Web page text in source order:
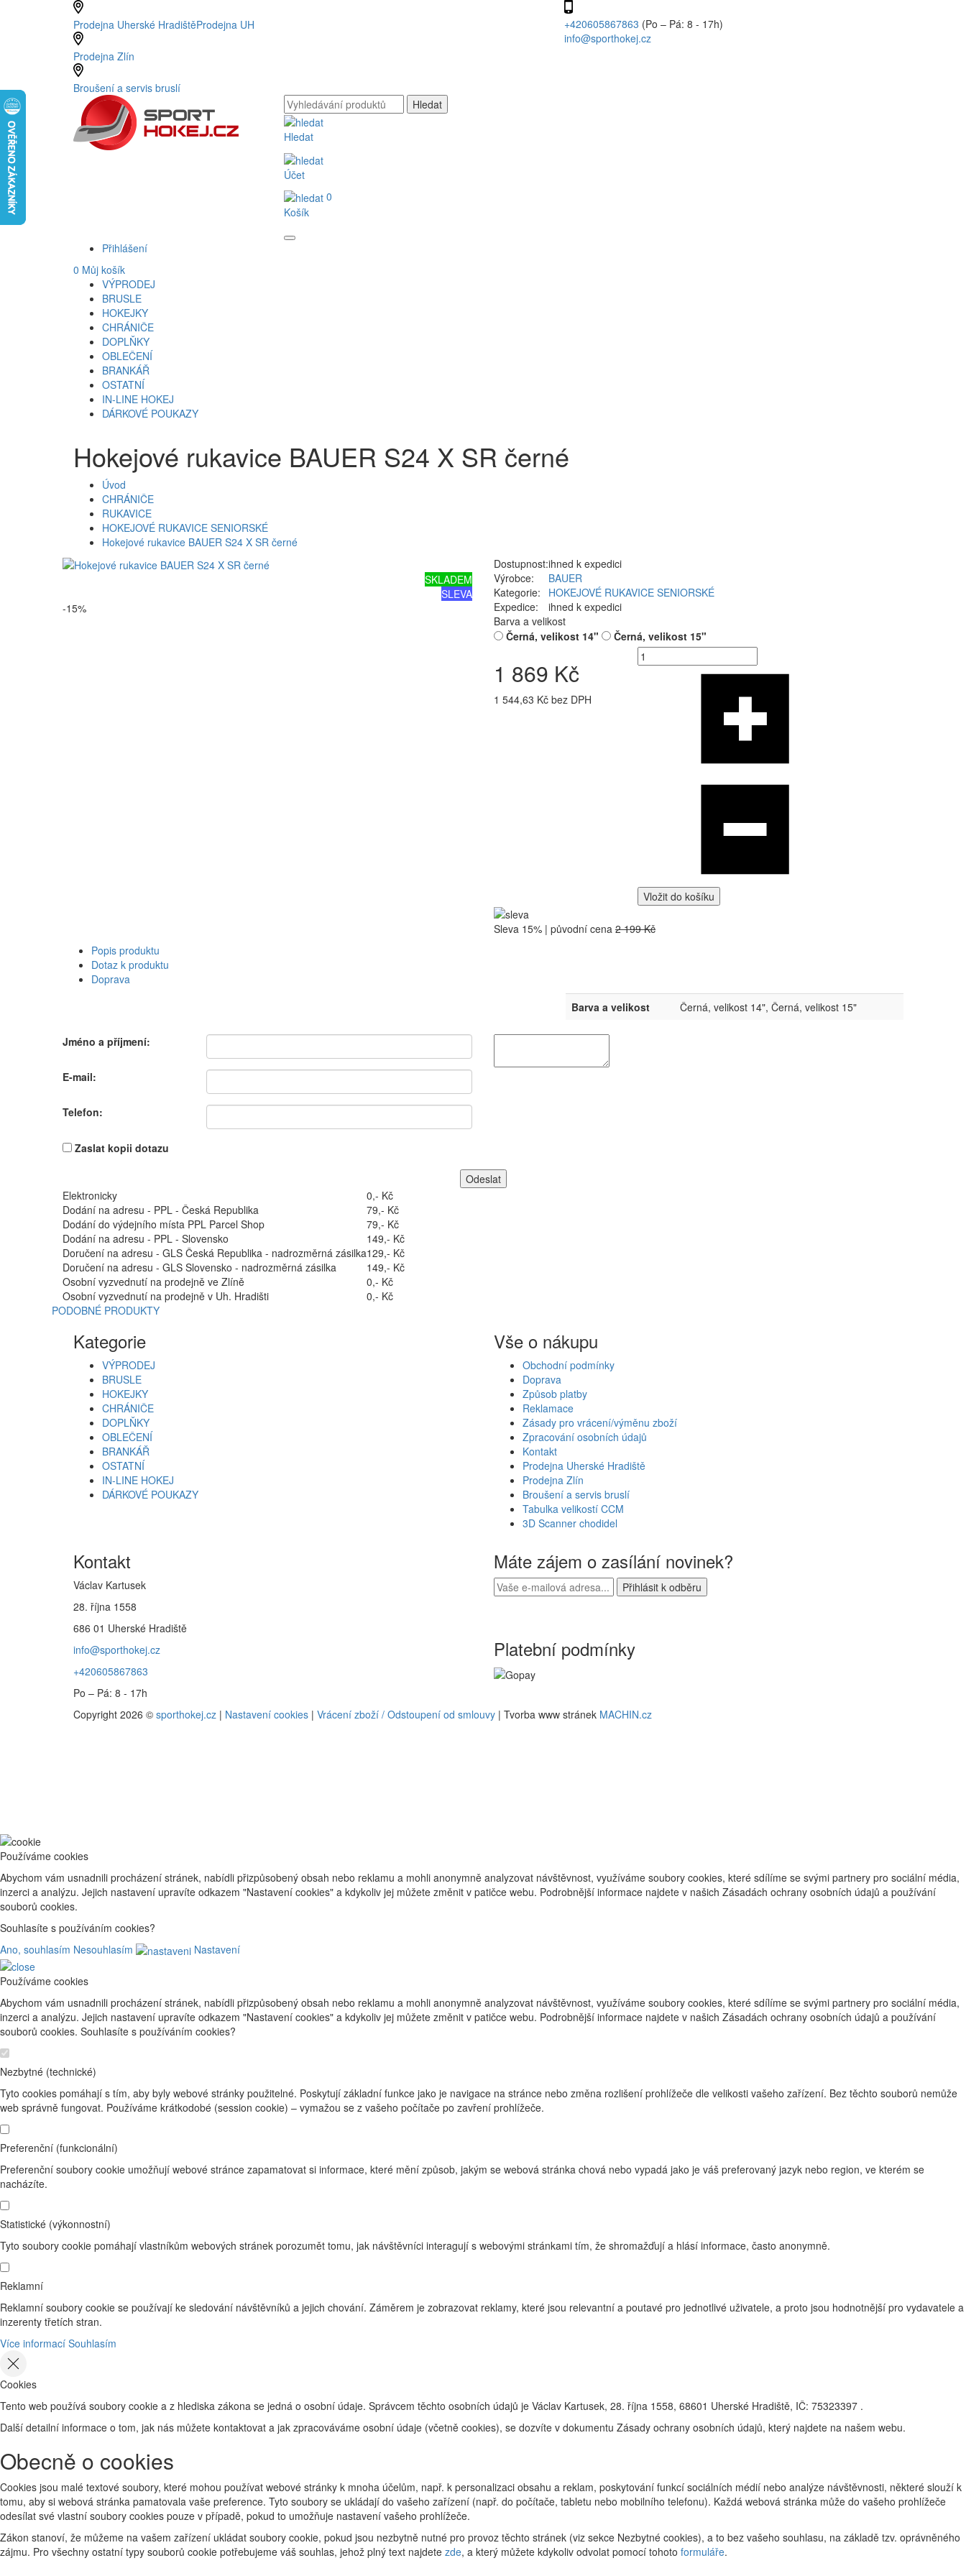
Prodejna Uherské HradištěProdejna UH
Prodejna Zlín
Broušení a servis bruslí
+420605867863 (Po – Pá: 8 - 17h)
info@sporthokej.cz
Hledat
Účet
0
Košík
Přihlášení
0 Můj košík
VÝPRODEJ
BRUSLE
HOKEJKY
CHRÁNIČE
DOPLŇKY
OBLEČENÍ
BRANKÁŘ
OSTATNÍ
IN-LINE HOKEJ
DÁRKOVÉ POUKAZY
Hokejové rukavice BAUER S24 X SR černé
Úvod
CHRÁNIČE
RUKAVICE
HOKEJOVÉ RUKAVICE SENIORSKÉ
Hokejové rukavice BAUER S24 X SR černé
SKLADEM
SLEVA
-15%
Dostupnost:ihned k expedici
Výrobce:
BAUER
Kategorie:
HOKEJOVÉ RUKAVICE SENIORSKÉ
Expedice:
ihned k expedici
Barva a velikost
Černá, velikost 14"
Černá, velikost 15"
1 869 Kč
1 544,63 Kč bez DPH
Vložit do košíku
Sleva 15% | původní cena 2 199 Kč
Popis produktu
Dotaz k produktu
Doprava
Barva a velikost
Černá, velikost 14", Černá, velikost 15"
Jméno a příjmení:
E-mail:
Telefon:
Zaslat kopii dotazu
Elektronicky
0,- Kč
Dodání na adresu - PPL - Česká Republika
79,- Kč
Dodání do výdejního místa PPL Parcel Shop
79,- Kč
Dodání na adresu - PPL - Slovensko
149,- Kč
Doručení na adresu - GLS Česká Republika - nadrozměrná zásilka129,- Kč
Doručení na adresu - GLS Slovensko - nadrozměrná zásilka
149,- Kč
Osobní vyzvednutí na prodejně ve Zlíně
0,- Kč
Osobní vyzvednutí na prodejně v Uh. Hradišti
0,- Kč
PODOBNÉ PRODUKTY
Kategorie
VÝPRODEJ
BRUSLE
HOKEJKY
CHRÁNIČE
DOPLŇKY
OBLEČENÍ
BRANKÁŘ
OSTATNÍ
IN-LINE HOKEJ
DÁRKOVÉ POUKAZY
Vše o nákupu
Obchodní podmínky
Doprava
Způsob platby
Reklamace
Zásady pro vrácení/výměnu zboží
Zpracování osobních údajů
Kontakt
Prodejna Uherské Hradiště
Prodejna Zlín
Broušení a servis bruslí
Tabulka velikostí CCM
3D Scanner chodidel
Kontakt
Václav Kartusek
28. října 1558
686 01 Uherské Hradiště
info@sporthokej.cz
+420605867863
Po – Pá: 8 - 17h
Máte zájem o zasílání novinek?
Platební podmínky
Copyright 2026 © sporthokej.cz | Nastavení cookies | Vrácení zboží / Odstoupení od smlouvy | Tvorba www stránek MACHIN.cz
Používáme cookies
Abychom vám usnadnili procházení stránek, nabídli přizpůsobený obsah nebo reklamu a mohli anonymně analyzovat návštěvnost, využíváme soubory cookies, které sdílíme se svými partnery pro sociální média,
inzerci a analýzu. Jejich nastavení upravíte odkazem "Nastavení cookies" a kdykoliv jej můžete změnit v patičce webu. Podrobnější informace najdete v našich Zásadách ochrany osobních údajů a používání
souborů cookies.
Souhlasíte s používáním cookies?
Ano, souhlasím Nesouhlasím Nastavení
Používáme cookies
Abychom vám usnadnili procházení stránek, nabídli přizpůsobený obsah nebo reklamu a mohli anonymně analyzovat návštěvnost, využíváme soubory cookies, které sdílíme se svými partnery pro sociální média,
inzerci a analýzu. Jejich nastavení upravíte odkazem "Nastavení cookies" a kdykoliv jej můžete změnit v patičce webu. Podrobnější informace najdete v našich Zásadách ochrany osobních údajů a používání
souborů cookies. Souhlasíte s používáním cookies?
Nezbytné (technické)
Tyto cookies pomáhají s tím, aby byly webové stránky použitelné. Poskytují základní funkce jako je navigace na stránce nebo změna rozlišení prohlížeče dle velikosti vašeho zařízení. Bez těchto souborů nemůže
web správně fungovat. Používáme krátkodobé (session cookie) – vymažou se z vašeho počítače po zavření prohlížeče.
Preferenční (funkcionální)
Preferenční soubory cookie umožňují webové stránce zapamatovat si informace, které mění způsob, jakým se webová stránka chová nebo vypadá jako je váš preferovaný jazyk nebo region, ve kterém se
nacházíte.
Statistické (výkonnostní)
Tyto soubory cookie pomáhají vlastníkům webových stránek porozumět tomu, jak návštěvníci interagují s webovými stránkami tím, že shromažďují a hlásí informace, často anonymně.
Reklamní
Reklamní soubory cookie se používají ke sledování návštěvníků a jejich chování. Záměrem je zobrazovat reklamy, které jsou relevantní a poutavé pro jednotlivé uživatele, a proto jsou hodnotnější pro vydavatele a
inzerenty třetích stran.
Více informací Souhlasím
Cookies
Tento web používá soubory cookie a z hlediska zákona se jedná o osobní údaje. Správcem těchto osobních údajů je Václav Kartusek, 28. října 1558, 68601 Uherské Hradiště, IČ: 75323397 .
Další detailní informace o tom, jak nás můžete kontaktovat a jak zpracováváme osobní údaje (včetně cookies), se dozvíte v dokumentu Zásady ochrany osobních údajů, který najdete na našem webu.
Obecně o cookies
Cookies jsou malé textové soubory, které mohou používat webové stránky k mnoha účelům, např. k personalizaci obsahu a reklam, poskytování funkcí sociálních médií nebo analýze návštěvnosti, některé slouží k
tomu, aby si webová stránka pamatovala vaše preference. Tyto soubory se ukládají do vašeho zařízení (např. do počítače, tabletu nebo mobilního telefonu). Každá webová stránka může do vašeho prohlížeče
odesílat své vlastní soubory cookies pouze v případě, pokud to umožňuje nastavení vašeho prohlížeče.
Zákon stanoví, že můžeme na vašem zařízení ukládat soubory cookie, pokud jsou nezbytně nutné pro provoz těchto stránek (viz sekce Nezbytné cookies), a to bez vašeho souhlasu, na základě tzv. oprávněného
zájmu. Pro všechny ostatní typy souborů cookie potřebujeme váš souhlas, jehož plný text najdete zde, a který můžete kdykoliv odvolat pomocí tohoto formuláře.